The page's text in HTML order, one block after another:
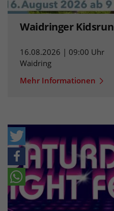
Waidringer Kidsrun
16.08.2026 | 09:00 Uhr
Waidring
Mehr Informationen